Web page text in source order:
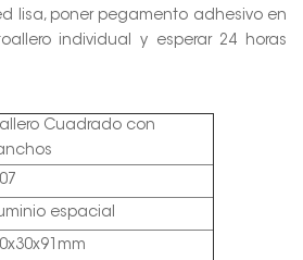
lisa, poner pegamento adhesivo en
individual y esperar 24 horas
Cuadrado con
espacial